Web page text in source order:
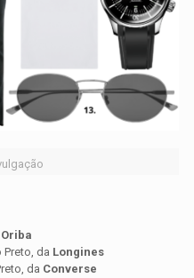
Oriba
da Longines
da Converse